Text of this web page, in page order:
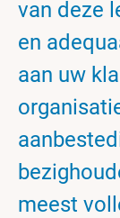
van deze
en
aan uw
meest